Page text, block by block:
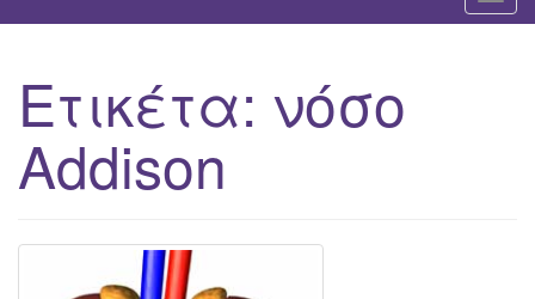
o
Ετικέτα: νόσο
Addison